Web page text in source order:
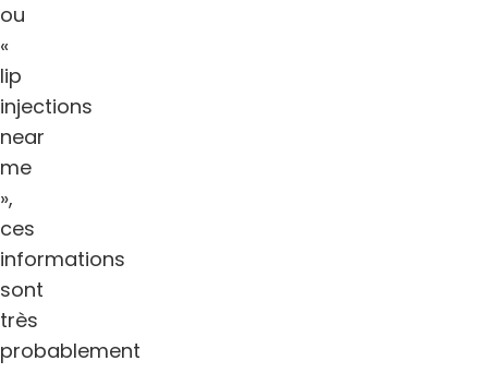
ou
«
lip
injections
near
me
»,
ces
informations
sont
très
probablement